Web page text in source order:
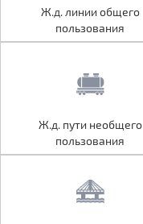
Ж.д. линии общего
пользования
Ж.д. пути необщего
пользования
Ж.д. линии общего
пользования
Ж.д. пути необщего
пользования